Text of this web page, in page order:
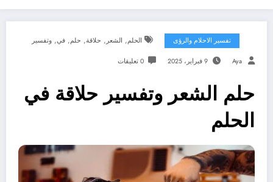
تفسير الاحلام والرؤى الحلم, الشعر , حلاقة, حلم, في, وتفسير
Aya 9 فبراير، 2025 0 تعليقات
حلم الشعر وتفسير حلاقة في
الحلم